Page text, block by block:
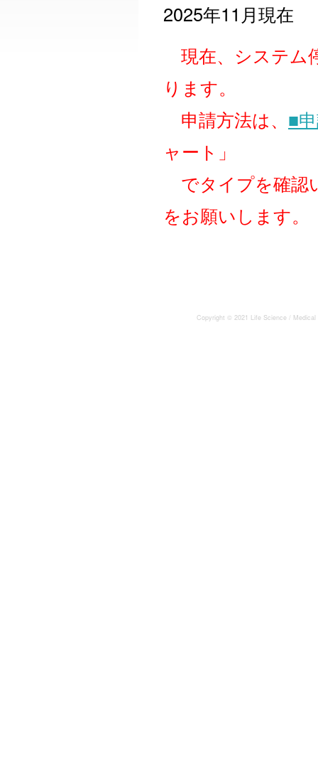
2025年11月現在
現在、システム
ります。
申請方法は、 ■
ャート」
でタイプを確認
をお願いします。
Copyright © 2021 Life Science /